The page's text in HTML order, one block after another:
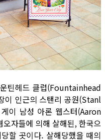
틴헤드 클럽(Fountainhead
이 인근의 스탠리 공원(Stanl
이 남성 아론 웹스터(Aaron
자들에 의해 살해된, 한국으
할 곳이다. 살해당했을 때의